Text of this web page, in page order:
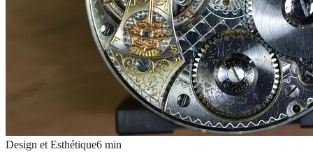
Design et Esthétique6 min